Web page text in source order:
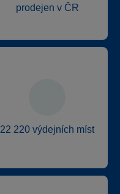
prodejen v ČR
22 220 výdejních míst